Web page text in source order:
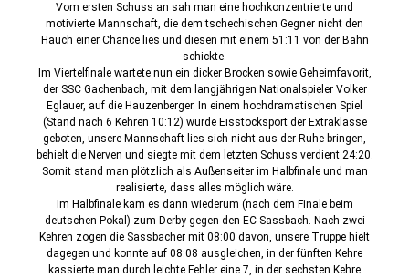
Vom ersten Schuss an sah man eine hochkonzentrierte und
motivierte Mannschaft, die dem tschechischen Gegner nicht den
Hauch einer Chance lies und diesen mit einem 51:11 von der Bahn
schickte.
Im Viertelfinale wartete nun ein dicker Brocken sowie Geheimfavorit,
der SSC Gachenbach, mit dem langjährigen Nationalspieler Volker
Eglauer, auf die Hauzenberger. In einem hochdramatischen Spiel
(Stand nach 6 Kehren 10:12) wurde Eisstocksport der Extraklasse
geboten, unsere Mannschaft lies sich nicht aus der Ruhe bringen,
behielt die Nerven und siegte mit dem letzten Schuss verdient 24:20.
Somit stand man plötzlich als Außenseiter im Halbfinale und man
realisierte, dass alles möglich wäre.
Im Halbfinale kam es dann wiederum (nach dem Finale beim
deutschen Pokal) zum Derby gegen den EC Sassbach. Nach zwei
Kehren zogen die Sassbacher mit 08:00 davon, unsere Truppe hielt
dagegen und konnte auf 08:08 ausgleichen, in der fünften Kehre
kassierte man durch leichte Fehler eine 7, in der sechsten Kehre